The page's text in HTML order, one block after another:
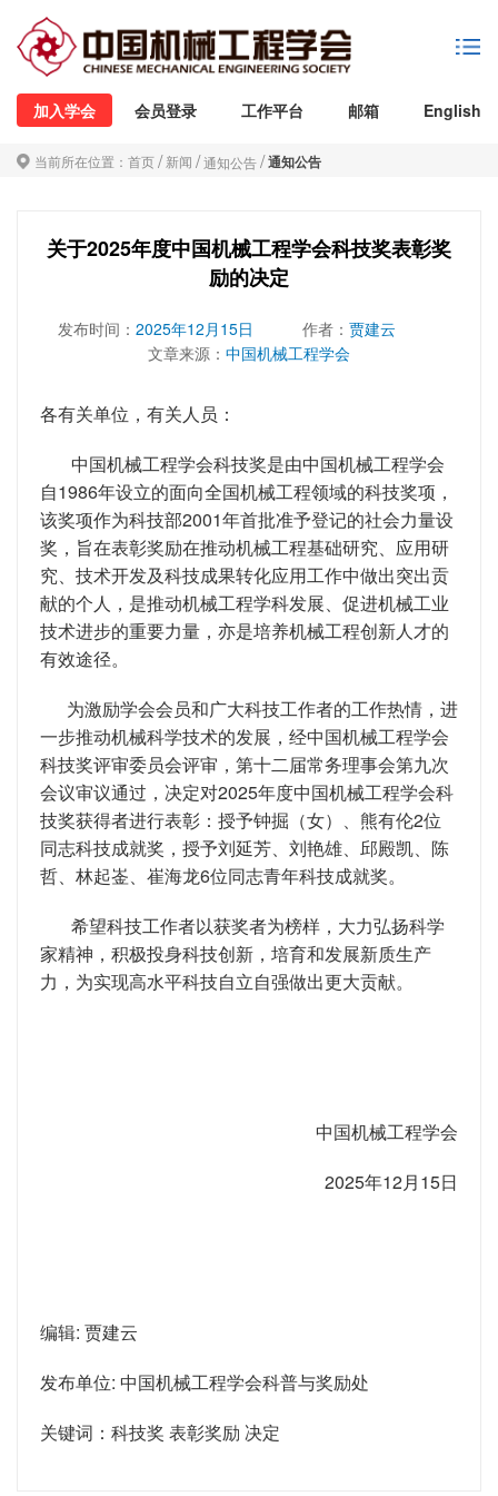
加入学会 会员登录 工作平台 邮箱 English
当前所在位置： 首页/ 新闻 /通知公告/通知公告
关于2025年度中国机械工程学会科技奖表彰奖
励的决定
发布时间： 2025年12月15日 作者： 贾建云
文章来源： 中国机械工程学会
各有关单位，有关人员：
中国机械工程学会科技奖是由中国机械工程学会
自1986年设立的面向全国机械工程领域的科技奖项，
该奖项作为科技部2001年首批准予登记的社会力量设
奖，旨在表彰奖励在推动机械工程基础研究、应用研
究、技术开发及科技成果转化应用工作中做出突出贡
献的个人，是推动机械工程学科发展、促进机械工业
技术进步的重要力量，亦是培养机械工程创新人才的
有效途径。
为激励学会会员和广大科技工作者的工作热情，进
一步推动机械科学技术的发展，经中国机械工程学会
科技奖评审委员会评审，第十二届常务理事会第九次
会议审议通过，决定对2025年度中国机械工程学会科
技奖获得者进行表彰：授予钟掘（女）、熊有伦2位
同志科技成就奖，授予刘延芳、刘艳雄、邱殿凯、陈
哲、林起崟、崔海龙6位同志青年科技成就奖。
希望科技工作者以获奖者为榜样，大力弘扬科学
家精神，积极投身科技创新，培育和发展新质生产
力，为实现高水平科技自立自强做出更大贡献。
中国机械工程学会
2025年12月15日
编辑: 贾建云
发布单位: 中国机械工程学会科普与奖励处
关键词：科技奖 表彰奖励 决定